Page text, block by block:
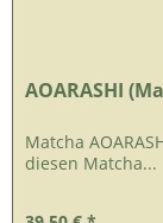
AOARASHI
Matcha
diesen Matcha...